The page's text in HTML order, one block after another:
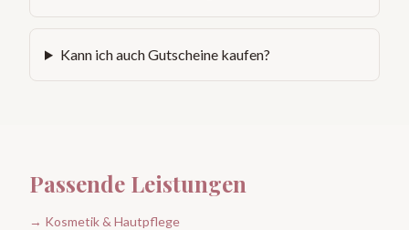
Kann ich auch Gutscheine kaufen?
Passende Leistungen
→ Kosmetik & Hautpflege